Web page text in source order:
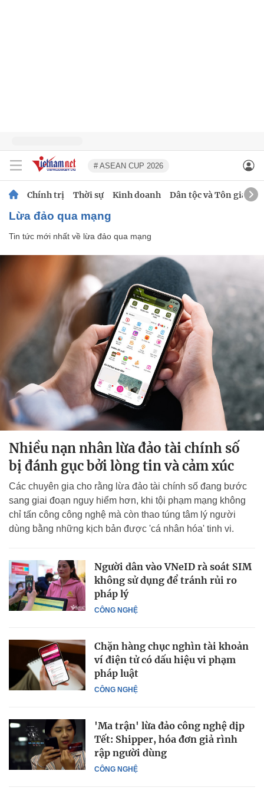
# ASEAN CUP 2026
Chính trị Thời sự Kinh doanh Dân tộc và Tôn giáo
lừa đảo qua mạng
Tin tức mới nhất về lừa đảo qua mạng
Nhiều nạn nhân lừa đảo tài chính số
bị đánh gục bởi lòng tin và cảm xúc
Các chuyên gia cho rằng lừa đảo tài chính số đang bước
sang giai đoạn nguy hiểm hơn, khi tội phạm mạng không
chỉ tấn công công nghệ mà còn thao túng tâm lý người
dùng bằng những kịch bản được 'cá nhân hóa' tinh vi.
CÔNG NGHỆ
Người dân vào VNeID rà soát SIM
không sử dụng để tránh rủi ro
pháp lý
CÔNG NGHỆ
Chặn hàng chục nghìn tài khoản
ví điện tử có dấu hiệu vi phạm
pháp luật
CÔNG NGHỆ
'Ma trận' lừa đảo công nghệ dịp
Tết: Shipper, hóa đơn giả rình
rập người dùng